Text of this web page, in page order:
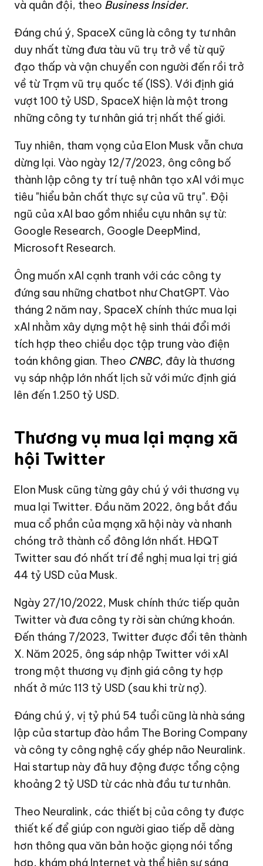
và quân đội, theo Business Insider.
Đáng chú ý, SpaceX cũng là công ty tư nhân
duy nhất từng đưa tàu vũ trụ trở về từ quỹ
đạo thấp và vận chuyển con người đến rồi trở
về từ Trạm vũ trụ quốc tế (ISS). Với định giá
vượt100 tỷ USD, SpaceX hiện là một trong
những công ty tư nhân giá trị nhất thế giới.
Tuy nhiên, tham vọng của Elon Musk vẫn chưa
dừng lại. Vào ngày 12/7/2023, ông công bố
thành lập công ty trí tuệ nhân tạo xAI với mục
tiêu "hiểu bản chất thực sự của vũ trụ". Đội
ngũ của xAI bao gồm nhiều cựu nhân sự từ:
Google Research, Google DeepMind,
Microsoft Research.
Ông muốn xAI cạnh tranh với các công ty
đứng sau những chatbot như ChatGPT. Vào
tháng 2 năm nay, SpaceX chính thức mua lại
xAI nhằm xây dựng một hệ sinh thái đổi mới
tích hợp theo chiều dọc tập trung vào điện
toán không gian. Theo CNBC, đây là thương
vụ sáp nhập lớn nhất lịch sử với mức định giá
lên đến1.250 tỷ USD.
Thương vụ mua lại mạng xã
hội Twitter
Elon Musk cũng từng gây chú ý với thương vụ
mua lại Twitter. Đầu năm 2022, ông bắt đầu
mua cổ phần của mạng xã hội này và nhanh
chóng trở thành cổ đông lớn nhất. HĐQT
Twitter sau đó nhất trí đề nghị mua lại trị giá
44 tỷ USD của Musk.
Ngày 27/10/2022, Musk chính thức tiếp quản
Twitter và đưa công ty rời sàn chứng khoán.
Đến tháng 7/2023, Twitter được đổi tên thành
X. Năm 2025, ông sáp nhập Twitter với xAI
trong một thương vụ định giá công ty hợp
nhất ở mức113 tỷ USD (sau khi trừ nợ).
Đáng chú ý, vị tỷ phú 54 tuổi cũng là nhà sáng
lập của startup đào hầm The Boring Company
và công ty công nghệ cấy ghép não Neuralink.
Hai startup này đã huy động được tổng cộng
khoảng 2 tỷ USD từ các nhà đầu tư tư nhân.
Theo Neuralink, các thiết bị của công ty được
thiết kế để giúp con người giao tiếp dễ dàng
hơn thông qua văn bản hoặc giọng nói tổng
hợp, khám phá Internet và thể hiện sự sáng